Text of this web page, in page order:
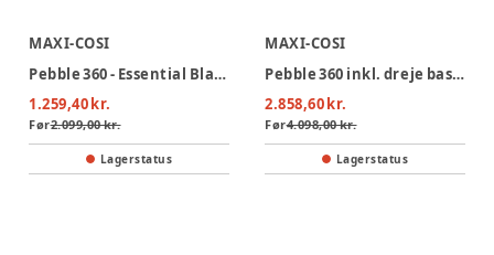
MAXI-COSI
Pebble 360 - Essential Black
1.259,40 kr.
Før2.099,00 kr.
Lagerstatus
MAXI-COSI
Pebble 360 inkl. dreje base - Essential Black
2.858,60 kr.
Før4.098,00 kr.
Lagerstatus